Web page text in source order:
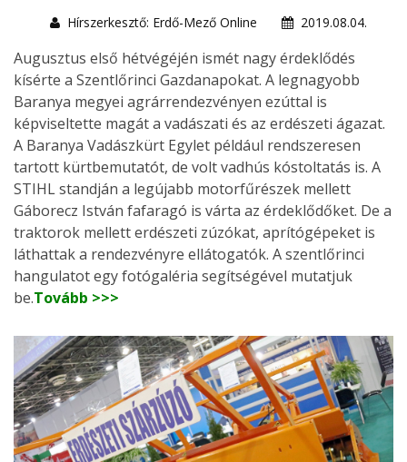
Hírszerkesztő: Erdő-Mező Online
2019.08.04.
Augusztus első hétvégéjén ismét nagy érdeklődés
kísérte a Szentlőrinci Gazdanapokat. A legnagyobb
Baranya megyei agrárrendezvényen ezúttal is
képviseltette magát a vadászati és az erdészeti ágazat.
A Baranya Vadászkürt Egylet például rendszeresen
tartott kürtbemutatót, de volt vadhús kóstoltatás is. A
STIHL standján a legújabb motorfűrészek mellett
Gáborecz István fafaragó is várta az érdeklődőket. De a
traktorok mellett erdészeti zúzókat, aprítógépeket is
láthattak a rendezvényre ellátogatók. A szentlőrinci
hangulatot egy fotógaléria segítségével mutatjuk
be.Tovább >>>